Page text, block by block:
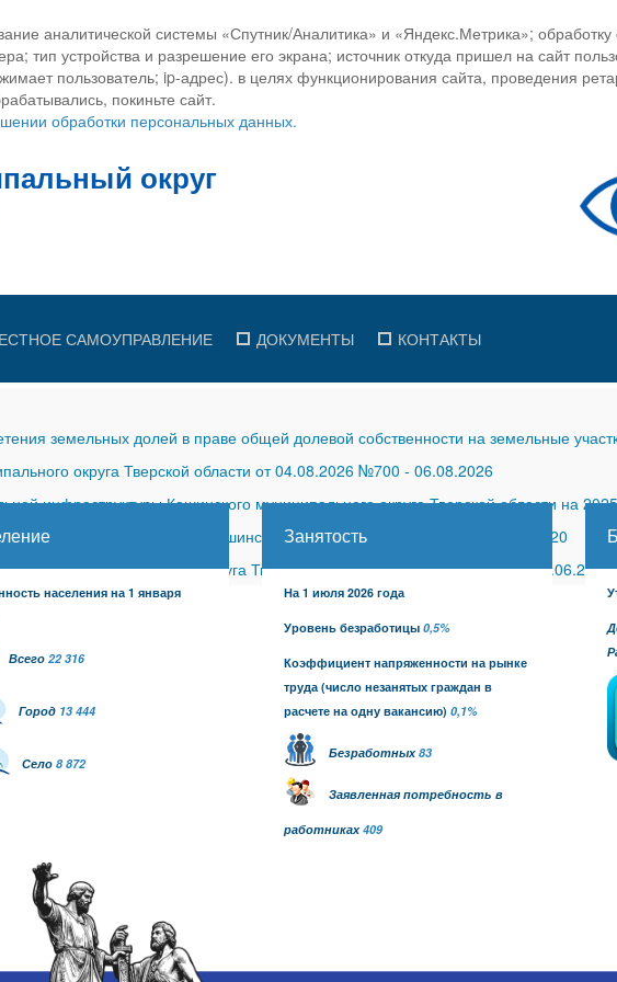
аналитической системы «Спутник/Аналитика» и «Яндекс.Метрика»;
тип устройства и разрешение его экрана; источник откуда пришел на сайт
пользователь; ip-адрес). в целях функционирования сайта, проведения
покиньте сайт.
обработки персональных данных.
САМОУПРАВЛЕНИЕ ДОКУМЕНТЫ КОНТАКТЫ
земельных долей в праве общей долевой собственности на земельные
округа Тверской области от 04.08.2026 №700 - 06.08.2026
инфраструктуры Кашинского муниципального округа Тверской области на
сельского поселения Кашинского района (с изменениями)
30.11.2020
муниципального округа Тверской области от 26.06.2026 №27-30.06.2026
населения на 1 января
Всего 22 316
Город 13 444
Село 8 872
Занятость
На 1 июля 2026 года
Уровень безработицы 0,5%
Коэффициент напряженности на рынке
труда(число незанятых граждан в
расчете на одну вакансию) 0,1%
Безработных83
Заявленная потребность в
работниках409